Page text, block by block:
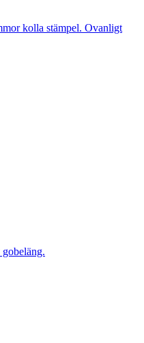
kolla stämpel. Ovanligt